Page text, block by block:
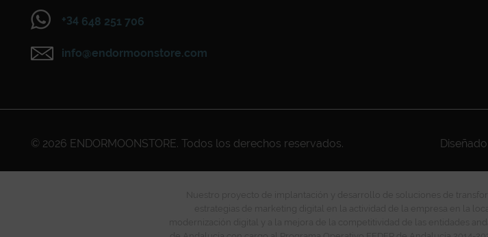
+34 648 251 706
info@endormoonstore.com
© 2026 ENDORMOONSTORE. Todos los derechos reservados.